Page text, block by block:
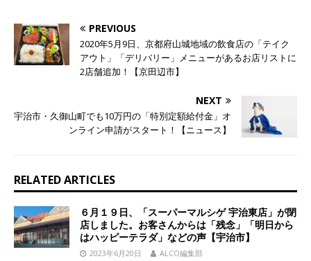
PREVIOUS
2020年5月9日、京都府山城地域の飲食店の「テイク
アウト」「デリバリー」メニューがあるお店リストに
2店舗追加！【京田辺市】
NEXT
宇治市・久御山町でも10万円の「特別定額給付金」オ
ンライン申請がスタート！【ニュース】
RELATED ARTICLES
６月１９日、「スーパーマルシゲ 宇治東店」が閉
店しました。お客さんからは「残念」「明日から
はハッピーテラダ」などの声【宇治市】
2023年6月20日 ALCO編集部